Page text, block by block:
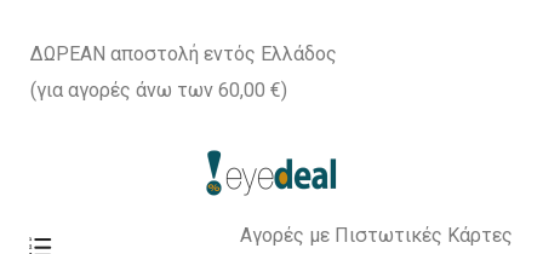
ΔΩΡΕΑΝ αποστολή εντός Ελλάδος
(για αγορές άνω των 60,00 €)
Αγορές με Πιστωτικές Κάρτες